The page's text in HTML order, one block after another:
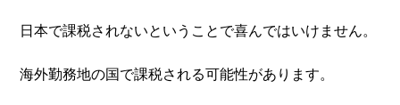
日本で課税されないということで喜んではいけません。
海外勤務地の国で課税される可能性があります。